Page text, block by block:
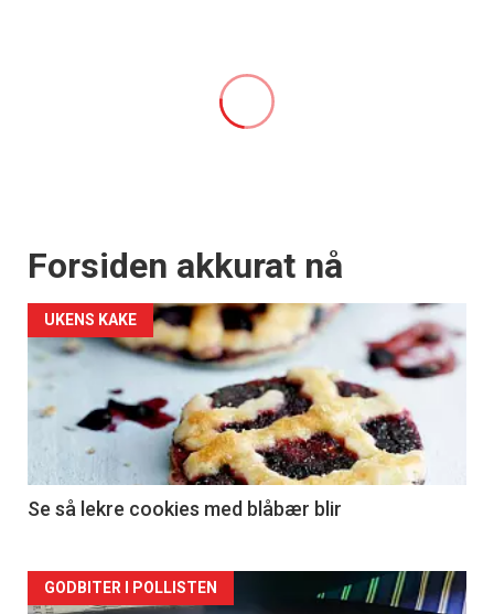
Forsiden akkurat nå
UKENS KAKE
Se så lekre cookies med blåbær blir
Forsiden
GODBITER I POLLISTEN